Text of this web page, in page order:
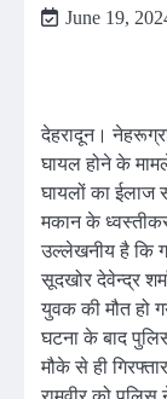
June 19,
देहरादून।
घायल होने के
घायलों का ईलाज
मकान के
उल्लेखनीय है कि
सूदखोर देवेन्द्र
युवक की मौत हो
घटना के बाद
मौके से ही